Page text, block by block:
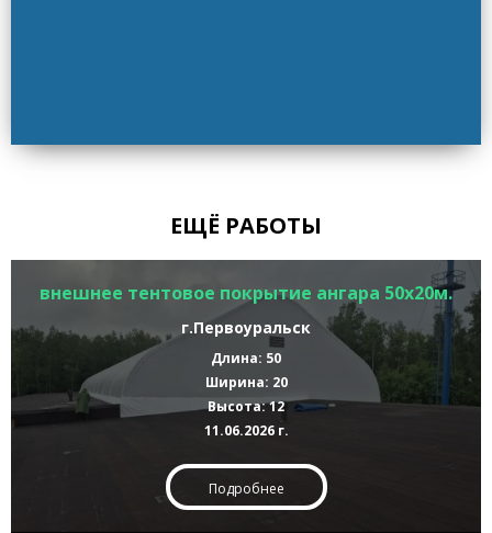
ЕЩЁ РАБОТЫ
внешнее тентовое покрытие ангара 50х20м.
г.Первоуральск
Длина: 50
Ширина: 20
Высота: 12
11.06.2026 г.
Подробнее